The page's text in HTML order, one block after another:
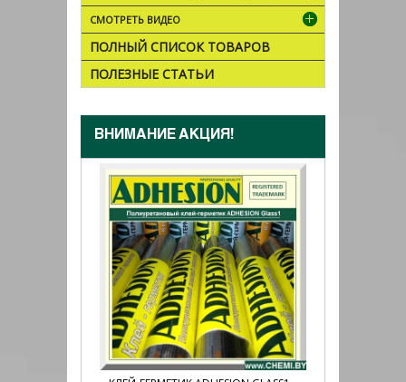
СМОТРЕТЬ ВИДЕО
ПОЛНЫЙ СПИСОК ТОВАРОВ
ПОЛЕЗНЫЕ СТАТЬИ
ВНИМАНИЕ АКЦИЯ!